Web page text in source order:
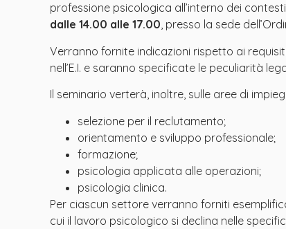
professione psicologica all’interno dei
dalle 14.00 alle 17.00, presso la sede
Verranno fornite indicazioni rispetto ai
nell’E.I. e saranno specificate le peculiarità
Il seminario verterà, inoltre, sulle aree di
selezione per il reclutamento;
orientamento e sviluppo professionale;
formazione;
psicologia applicata alle operazioni;
psicologia clinica.
Per ciascun settore verranno forniti
cui il lavoro psicologico si declina nelle